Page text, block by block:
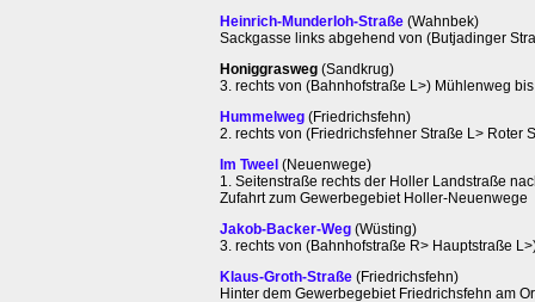
Heinrich-Munderloh-Straße (Wahnbek)
Sackgasse links abgehend von (Butjadinger
Honiggrasweg (Sandkrug)
3. rechts von (Bahnhofstraße L>) Mühlenweg
Hummelweg (Friedrichsfehn)
2. rechts von (Friedrichsfehner Straße L> Roter
Im Tweel (Neuenwege)
1. Seitenstraße rechts der Holler Landstraße
Zufahrt zum Gewerbegebiet Holler-Neuenwege
Jakob-Backer-Weg (Wüsting)
3. rechts von (Bahnhofstraße R> Hauptstraße
Klaus-Groth-Straße (Friedrichsfehn)
Hinter dem Gewerbegebiet Friedrichsfehn am